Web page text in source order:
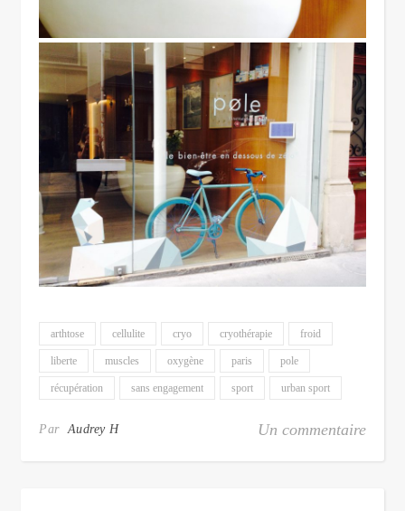
arthtose cellulite cryo cryothérapie froid
liberte muscles oxygène paris pole
récupération sans engagement sport urban sport
ParAudrey H Un commentaire